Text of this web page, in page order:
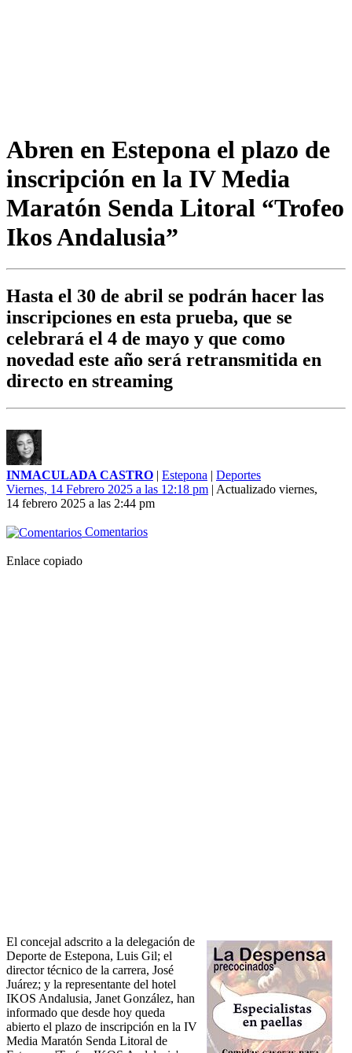
Abren en Estepona el plazo de
inscripción en la IV Media
Maratón Senda Litoral “Trofeo
Ikos Andalusia”
Hasta el 30 de abril se podrán hacer las
inscripciones en esta prueba, que se
celebrará el 4 de mayo y que como
novedad este año será retransmitida en
directo en streaming
INMACULADA CASTRO | Estepona | Deportes
Viernes, 14 Febrero 2025 a las 12:18 pm | Actualizado viernes,
14 febrero 2025 a las 2:44 pm
Comentarios
Enlace copiado
El concejal adscrito a la delegación de
Deporte de Estepona, Luis Gil; el
director técnico de la carrera, José
Juárez; y la representante del hotel
IKOS Andalusia, Janet González, han
informado que desde hoy queda
abierto el plazo de inscripción en la IV
Media Maratón Senda Litoral de